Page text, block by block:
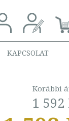
KAPCSOLAT
Korábbi
1 592